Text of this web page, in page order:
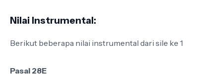
Nilai Instrumental:
Berikut beberapa nilai instrumental dari sile ke 1
Pasal 28E